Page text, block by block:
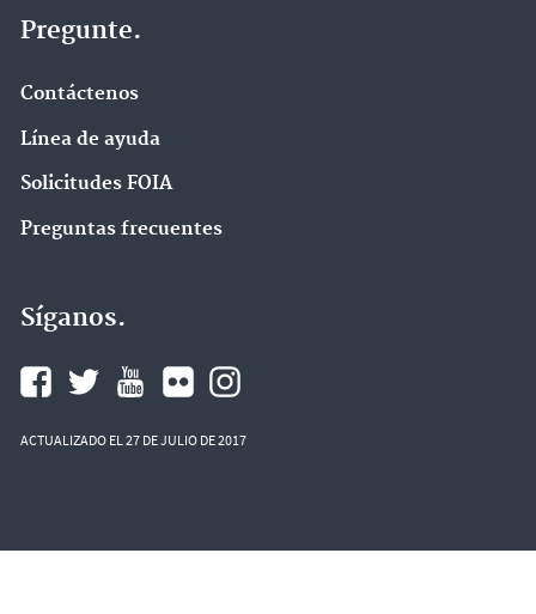
Pregunte.
Contáctenos
Línea de ayuda
Solicitudes FOIA
Preguntas frecuentes
Síganos.
ACTUALIZADO EL 27 DE JULIO DE 2017